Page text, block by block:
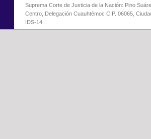
Suprema Corte de Justicia de la Nación: Pino
Centro, Delegación Cuauhtémoc C.P. 06065,
IDS-14